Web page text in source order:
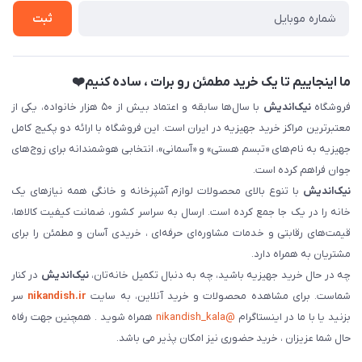
ثبت
ما اینجاییم تا یک خرید مطمئن رو برات ، ساده کنیم❤️
فروشگاهنیک‌اندیش
با سال‌ها سابقه و اعتماد بیش از ۵۰ هزار خانواده، یکی از
معتبرترین مراکز خرید جهیزیه در ایران است. این فروشگاه با ارائه دو پکیج کامل
جهیزیه به نام‌های «تبسم هستی» و «آسمانی»، انتخابی هوشمندانه برای زوج‌های
جوان فراهم کرده است.
نیک‌اندیش با تنوع بالای محصولات لوازم آشپزخانه و خانگی همه نیازهای یک
خانه را در یک جا جمع کرده است. ارسال به سراسر کشور، ضمانت کیفیت کالاها،
قیمت‌های رقابتی و خدمات مشاوره‌ای حرفه‌ای ، خریدی آسان و مطمئن را برای
مشتریان به همراه دارد.
چه در حال خرید جهیزیه باشید، چه به دنبال تکمیل خانه‌تان،نیک‌اندیش در کنار
شماست. برای مشاهده محصولات و خرید آنلاین، به سایت nikandish.ir سر
بزنید یا با ما در اینستاگرام @nikandish_kala
همراه شوید . همچنین جهت رفاه
حال شما عزیزان ، خرید حضوری نیز امکان پذیر می باشد.